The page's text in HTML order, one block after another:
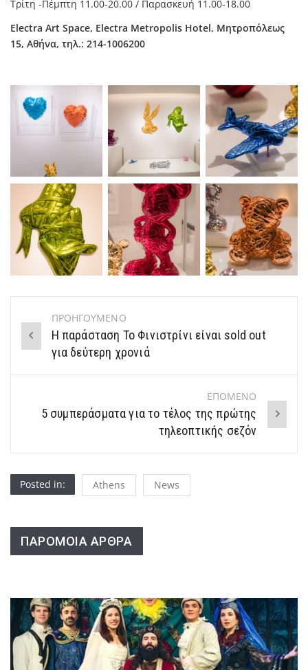
Τρίτη -Πέμπτη 11.00-20.00 / Παρασκευή 11.00-18.00
Electra Art Space, Electra Metropolis Hotel, Μητροπόλεως
15, Αθήνα, τηλ.: 214-1006200
Post
navigation
ΠΡΟΗΓΟΥΜΕΝΟ
Η παράσταση Το Φινιστρίνι είναι sold out
για δεύτερη χρονιά
ΕΠΟΜΕΝΟ
5 συμπεράσματα για το τέλος της πρώτης
τηλεοπτικής σεζόν
Posted in: Athens News
ΠΑΡΟΜΟΙΑ ΑΡΘΡΑ